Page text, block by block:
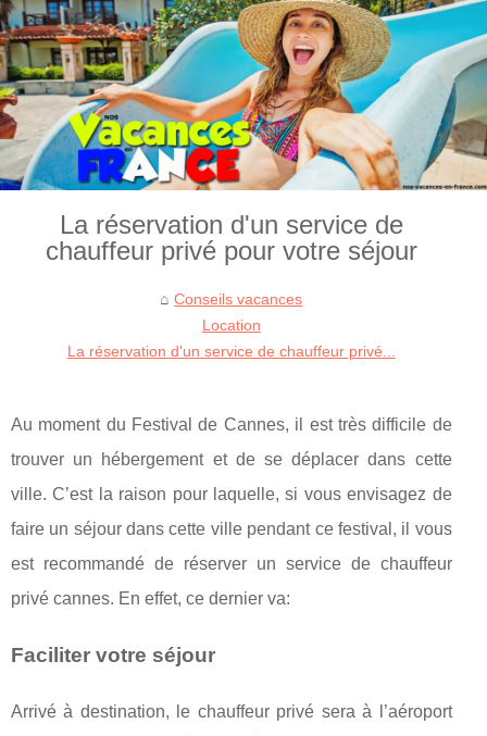
La réservation d'un service de
chauffeur privé pour votre séjour
Conseils vacances
Location
La réservation d'un service de chauffeur privé...
Au moment du Festival de Cannes, il est très difficile de
trouver un hébergement et de se déplacer dans cette
ville. C’est la raison pour laquelle, si vous envisagez de
faire un séjour dans cette ville pendant ce festival, il vous
est recommandé de réserver un service de chauffeur
privé cannes. En effet, ce dernier va:
Faciliter votre séjour
Arrivé à destination, le chauffeur privé sera à l’aéroport